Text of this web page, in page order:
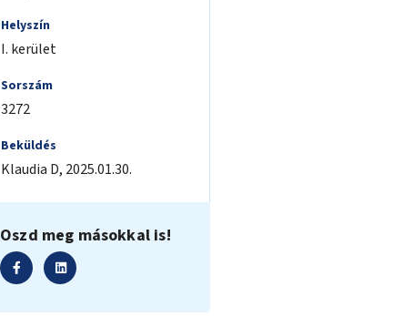
Helyszín
I. kerület
Sorszám
3272
Beküldés
Klaudia D, 2025.01.30.
Oszd meg másokkal is!